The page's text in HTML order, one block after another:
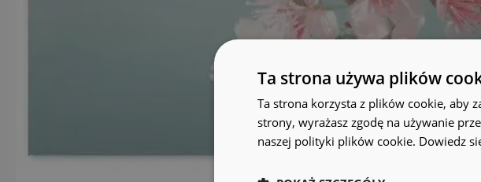
Ta strona używa plików
Ta strona korzysta z plików cookie, aby
strony, wyrażasz zgodę na używanie
naszej polityki plików cookie. Dowiedz